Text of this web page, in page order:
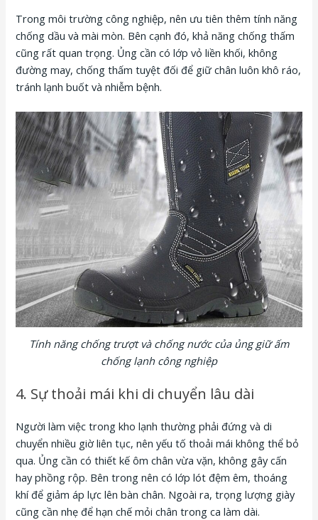
Trong môi trường công nghiệp, nên ưu tiên thêm tính năng
chống dầu và mài mòn. Bên cạnh đó, khả năng chống thấm
cũng rất quan trọng. Ủng cần có lớp vỏ liền khối, không
đường may, chống thấm tuyệt đối để giữ chân luôn khô ráo,
tránh lạnh buốt và nhiễm bệnh.
Tính năng chống trượt và chống nước của ủng giữ ấm
chống lạnh công nghiệp
4. Sự thoải mái khi di chuyển lâu dài
Người làm việc trong kho lạnh thường phải đứng và di
chuyển nhiều giờ liên tục, nên yếu tố thoải mái không thể bỏ
qua. Ủng cần có thiết kế ôm chân vừa vặn, không gây cấn
hay phồng rộp. Bên trong nên có lớp lót đệm êm, thoáng
khí để giảm áp lực lên bàn chân. Ngoài ra, trọng lượng giày
cũng cần nhẹ để hạn chế mỏi chân trong ca làm dài.